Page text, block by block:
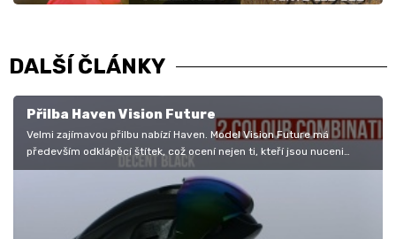
DALŠÍ ČLÁNKY
Přilba Haven Vision Future
Velmi zajímavou přilbu nabízí Haven. Model Vision Future má
především odklápěcí štítek, což ocení nejen ti, kteří jsou nuceni
nosit…